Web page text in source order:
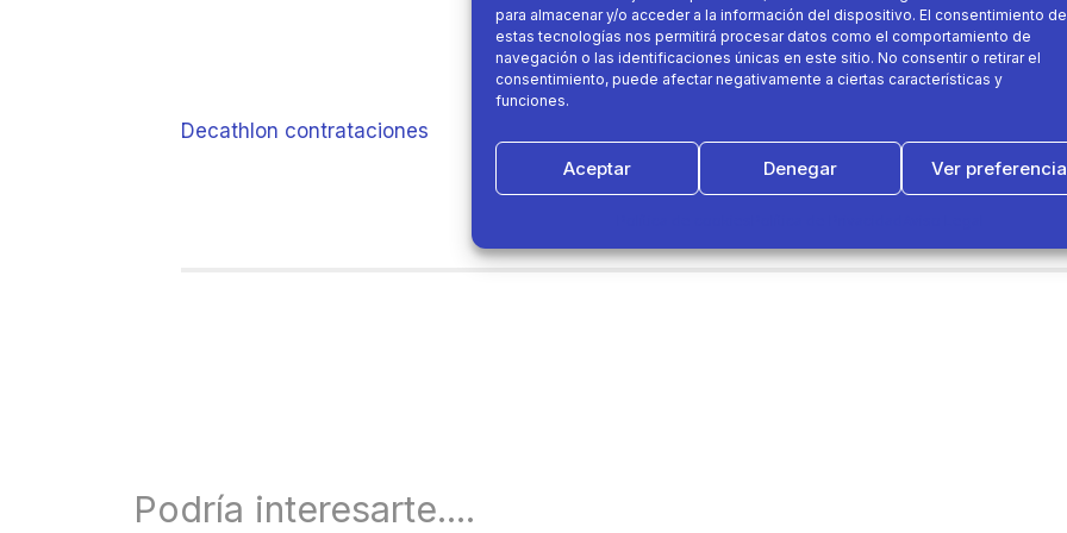
para almacenar y/o acceder a la información del dispositivo. El consentimiento de
estas tecnologías nos permitirá procesar datos como el comportamiento de
navegación o las identificaciones únicas en este sitio. No consentir o retirar el
consentimiento, puede afectar negativamente a ciertas características y
funciones.
Aceptar Denegar Ver
Decathlon contrataciones
Podría interesarte....